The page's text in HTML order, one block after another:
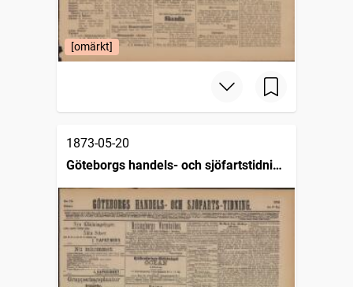
[omärkt]
1873-05-20
Göteborgs handels- och sjöfartstidning
(1832)